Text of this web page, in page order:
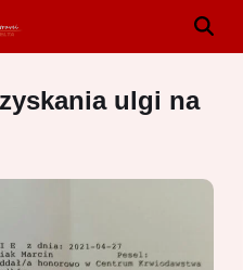
ulgi na